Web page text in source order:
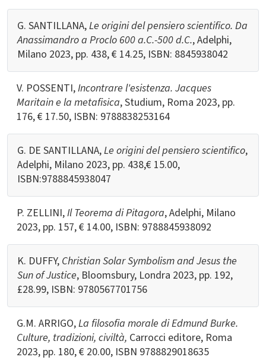
G. SANTILLANA,Le origini del pensiero scientifico. Da
Anassimandro a Proclo 600 a.C.-500 d.C., Adelphi,
Milano 2023, pp. 438, € 14.25, ISBN: 8845938042
V. POSSENTI,Incontrare l'esistenza. Jacques
Maritain e la metafisica, Studium, Roma 2023, pp.
176, € 17.50, ISBN: 9788838253164
G. DE SANTILLANA,Le origini del pensiero scientifico,
Adelphi, Milano 2023, pp. 438,€ 15.00,
ISBN:9788845938047
P. ZELLINI,Il Teorema di Pitagora, Adelphi, Milano
2023, pp. 157, € 14.00, ISBN: 9788845938092
K. DUFFY, Christian Solar Symbolism and Jesus the
Sun of Justice, Bloomsbury, Londra 2023, pp. 192,
£28.99, ISBN: 9780567701756
G.M. ARRIGO,La filosofia morale di Edmund Burke.
Culture, tradizioni, civiltà, Carrocci editore, Roma
2023, pp. 180, € 20.00, ISBN 9788829018635